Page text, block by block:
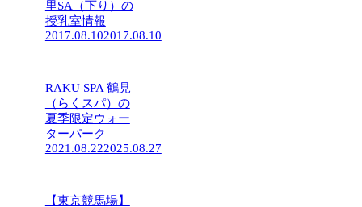
里SA（下り）の
授乳室情報
2017.08.102017.08.10
RAKU SPA 鶴見
（らくスパ）の
夏季限定ウォー
ターパーク
2021.08.222025.08.27
【東京競馬場】